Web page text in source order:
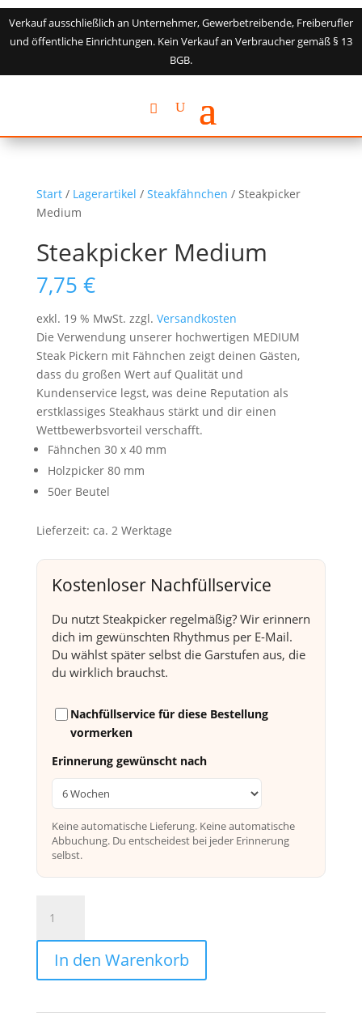
Verkauf ausschließlich an Unternehmer, Gewerbetreibende, Freiberufler
und öffentliche Einrichtungen. Kein Verkauf an Verbraucher gemäß § 13
BGB.
Start/ Lagerartikel / Steakfähnchen / Steakpicker
Medium
Steakpicker Medium
7,75 €
exkl. 19 % MwSt. zzgl. Versandkosten
Die Verwendung unserer hochwertigen MEDIUM
Steak Pickern mit Fähnchen zeigt deinen Gästen,
dass du großen Wert auf Qualität und
Kundenservice legst, was deine Reputation als
erstklassiges Steakhaus stärkt und dir einen
Wettbewerbsvorteil verschafft.
Fähnchen 30 x 40 mm
Holzpicker 80 mm
50er Beutel
Lieferzeit: ca. 2 Werktage
Kostenloser Nachfüllservice
Du nutzt Steakpicker regelmäßig? Wir erinnern
dich im gewünschten Rhythmus per E-Mail.
Du wählst später selbst die Garstufen aus, die
du wirklich brauchst.
Nachfüllservice für diese Bestellung
vormerken
Erinnerung gewünscht nach
Keine automatische Lieferung. Keine automatische
Abbuchung. Du entscheidest bei jeder Erinnerung
selbst.
Medium
Menge
In den Warenkorb